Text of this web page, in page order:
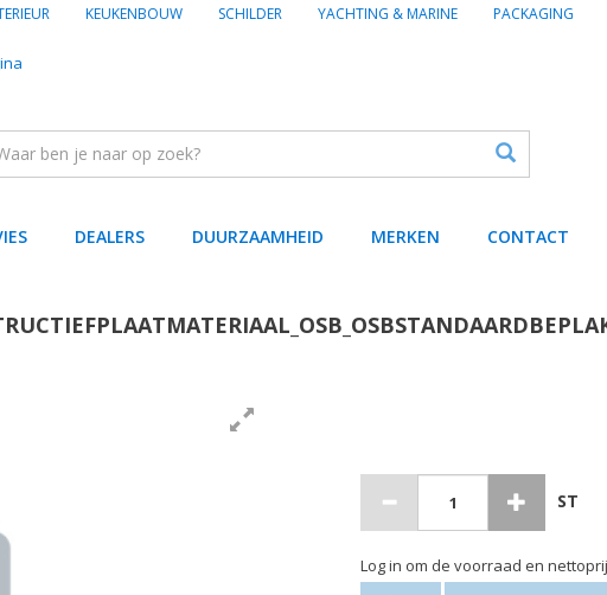
KEUKENBOUW SCHILDER YACHTING & MARINE PACKAGING
DEALERS DUURZAAMHEID MERKEN CONTACT
ST
Log in om de voorraad en